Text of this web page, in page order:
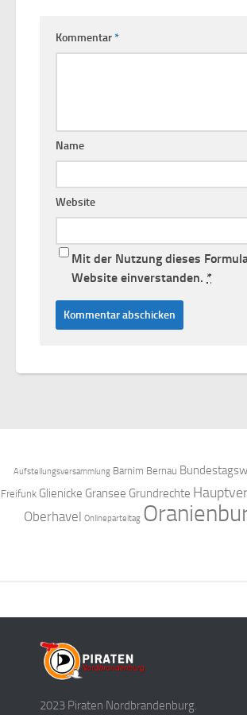
Kommentar*
Name
Website
Mit der Nutzung dieses
Website einverstanden. *
Aufstellungsversammlung Barnim Bernau
Freifunk Glienicke Gransee Grundrechte
Oberhavel Onlineparteitag
2023 Piraten Nordbrandenburg.